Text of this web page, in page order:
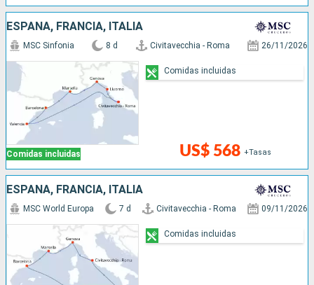
ESPAÑA, FRANCIA, ITALIA
Comidas incluidas
MSC Sinfonia 8 d Civitavecchia - Roma 26/11/2026
US$ 568 +Tasas
Comidas incluidas
ESPAÑA, FRANCIA, ITALIA
MSC World Europa 7 d Civitavecchia - Roma 09/11/2026
Comidas incluidas